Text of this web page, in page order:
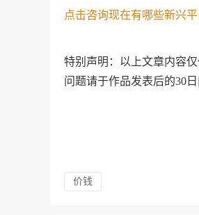
点击咨询现在有哪些新兴
特别声明：以上文章内容
问题请于作品发表后的30
价钱